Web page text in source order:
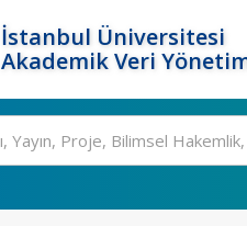
İstanbul Üniversitesi
Akademik Veri